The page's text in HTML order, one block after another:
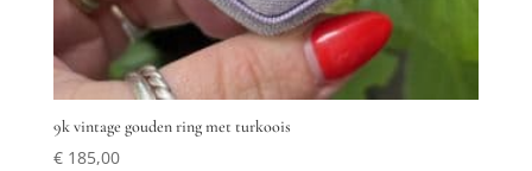
9k vintage gouden ring met turkoois
€185,00